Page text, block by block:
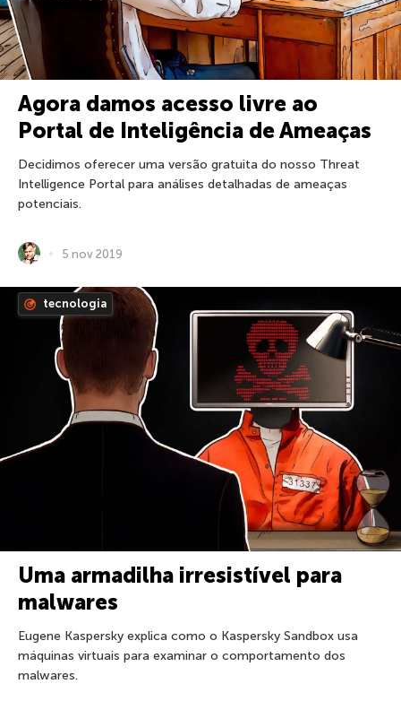
Agora damos acesso livre ao
Portal de Inteligência de Ameaças
Decidimos oferecer uma versão gratuita do nosso Threat
Intelligence Portal para análises detalhadas de ameaças
potenciais.
5 nov 2019
tecnologia
Uma armadilha irresistível para
malwares
Eugene Kaspersky explica como o Kaspersky Sandbox usa
máquinas virtuais para examinar o comportamento dos
malwares.